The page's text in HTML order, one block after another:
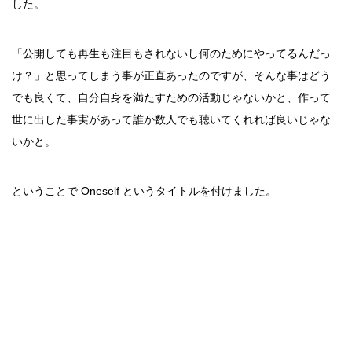
した。
「公開しても再生も注目もされないし何のためにやってるんだっ
け？」と思ってしまう事が正直あったのですが、そんな事はどう
でも良くて、自分自身を満たすための活動じゃないかと、作って
世に出した事実があって誰か数人でも聴いてくれれば良いじゃな
いかと。
ということで Oneself というタイトルを付けました。